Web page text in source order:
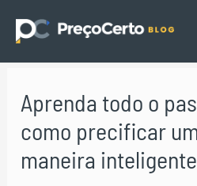
para
o
Aprenda todo o
como precificar
maneira inteligente